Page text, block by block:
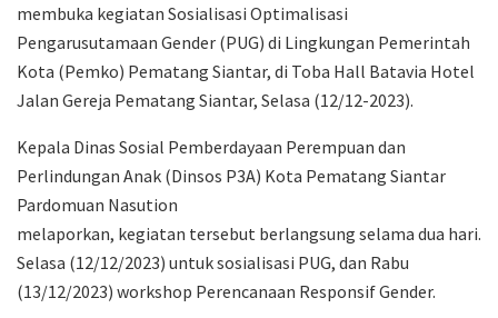
membuka kegiatan Sosialisasi Optimalisasi
Pengarusutamaan Gender (PUG) di Lingkungan Pemerintah
Kota (Pemko) Pematang Siantar, di Toba Hall Batavia Hotel
Jalan Gereja Pematang Siantar, Selasa (12/12-2023).
Kepala Dinas Sosial Pemberdayaan Perempuan dan
Perlindungan Anak (Dinsos P3A) Kota Pematang Siantar
Pardomuan Nasution
melaporkan, kegiatan tersebut berlangsung selama dua hari.
Selasa (12/12/2023) untuk sosialisasi PUG, dan Rabu
(13/12/2023) workshop Perencanaan Responsif Gender.